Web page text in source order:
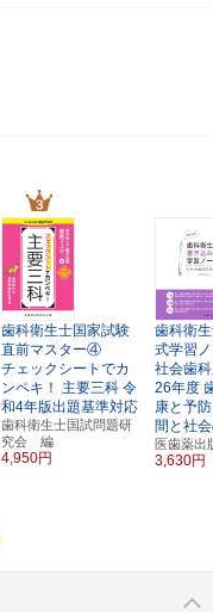
歯科衛生士国家試験
直前マスター④
チェックシートでカ
ンペキ！
主要三科 令
和4年版出題基準対応
歯科衛生士国試問題研
究会 編
4,950円
歯科衛
式学習
社会歯
26年度
康と予
間と社
医歯薬
3,630円